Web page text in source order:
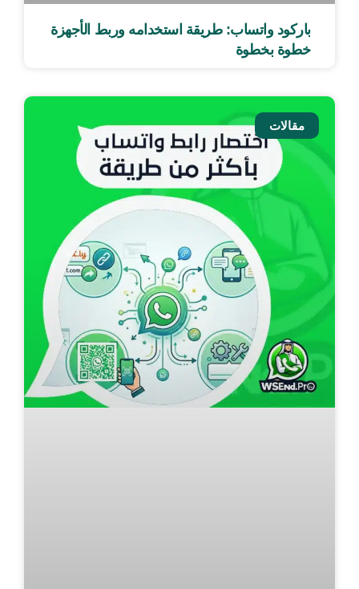
باركود واتساب: طريقة استخدامه وربط الأجهزة
خطوة بخطوة
مقالات